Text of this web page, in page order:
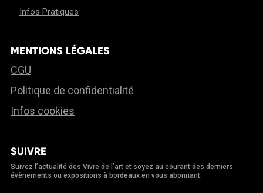
Infos Pratiques
MENTIONS LÉGALES
CGU
Politique de confidentialité
Infos cookies
SUIVRE
Suivez l’actualité des Vivre de l’art et soyez au courant des derniers
évènements ou expositions à bordeaux en vous abonnant.